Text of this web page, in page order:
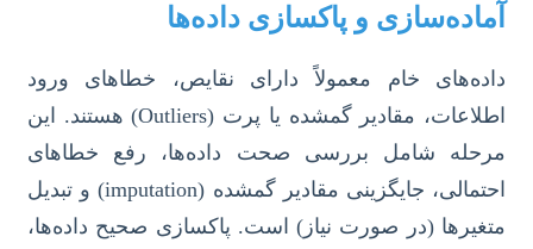
آماده‌سازی و پاکسازی داده‌ها
داده‌های خام معمولاً دارای نقایص، خطاهای ورود
اطلاعات، مقادیر گمشده یا پرت (Outliers) هستند. این
مرحله شامل بررسی صحت داده‌ها، رفع خطاهای
احتمالی، جایگزینی مقادیر گمشده (imputation) و تبدیل
متغیرها (در صورت نیاز) است. پاکسازی صحیح داده‌ها،